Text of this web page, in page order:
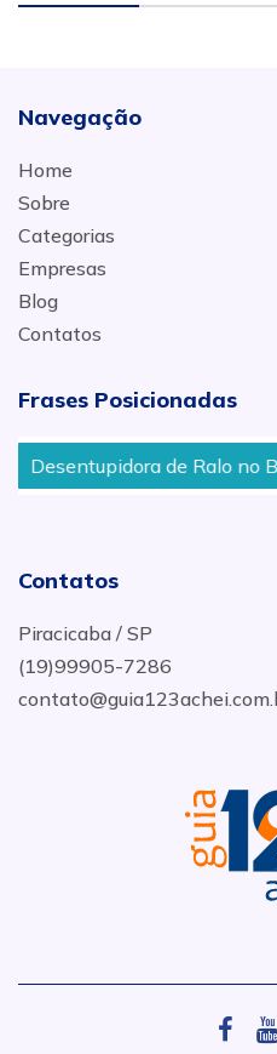
Navegação
Home
Sobre
Categorias
Empresas
Blog
Contatos
Frases Posicionadas
Desentupidora de Ralo no
Contatos
Piracicaba / SP
(19)99905-7286